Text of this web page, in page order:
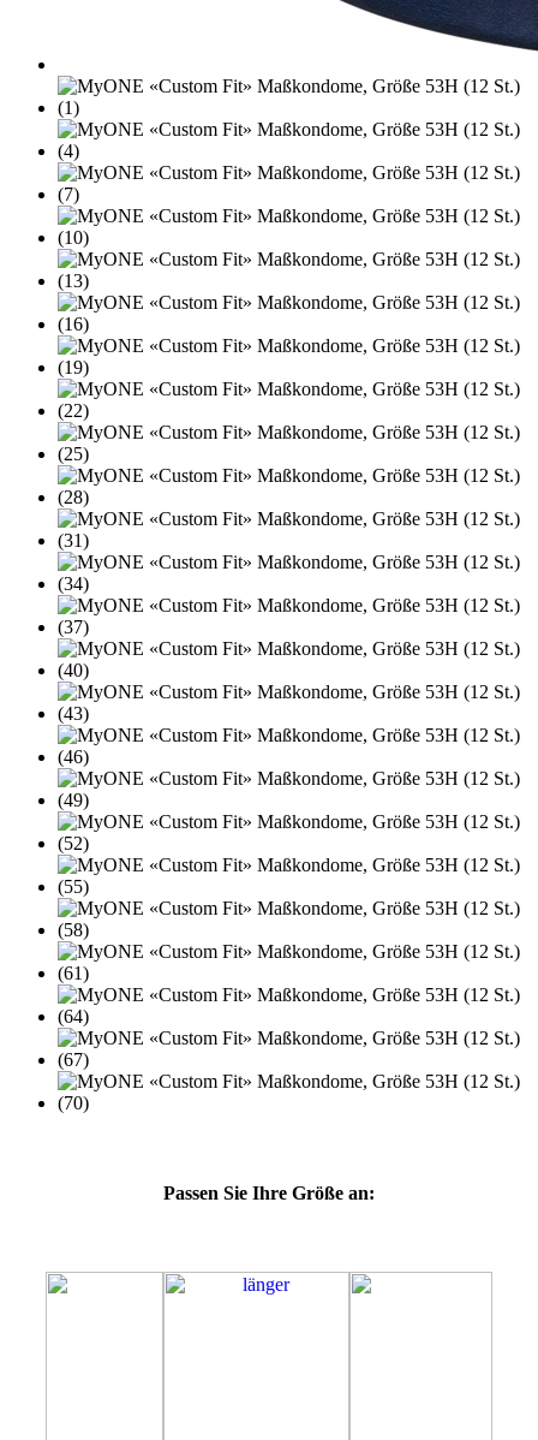
Passen Sie Ihre Größe an: